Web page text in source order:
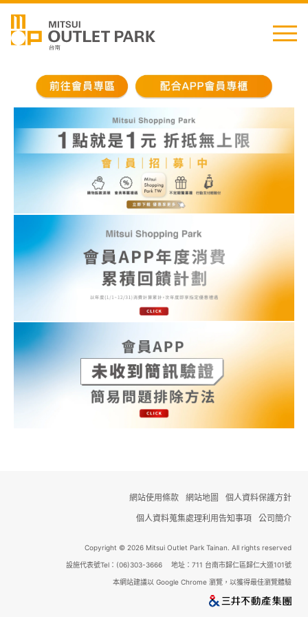
English 日本語 简中 繁中
櫃位資訊
關於我們
線上DM
網站使用條款 網站地圖
個人資料保護方針
個人資料蒐集處理利用告知事項
公司簡介
Copyright © 2026 Mitsui Outlet Park Tainan. All rights reserved
設施代表號Tel：(06)303-3666 地址：711 台南市歸仁區歸仁大道101號
本網站建議以 Google Chrome 瀏覽，以獲得最佳瀏覽體驗